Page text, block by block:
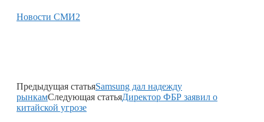
Новости СМИ2
Предыдущая статьяSamsung дал надежду
рынкамСледующая статьяДиректор ФБР заявил о
китайской угрозе